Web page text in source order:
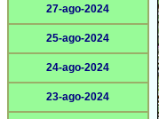
27-ago-2024
25-ago-2024
24-ago-2024
23-ago-2024